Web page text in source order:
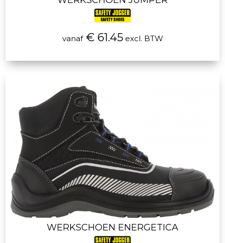
vanaf€ 61.45excl. BTW
WERKSCHOEN ENERGETICA